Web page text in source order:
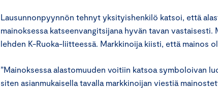
Lausunnonpyynnön tehnyt yksityishenkilö katsoi, että
mainoksessa katseenvangitsijana hyvän tavan vastaisesti.
lehden K-Ruoka-liitteessä. Markkinoija kiisti, että mainos
”Mainoksessa alastomuuden voitiin katsoa symboloivan
siten asianmukaisella tavalla markkinoijan viestiä